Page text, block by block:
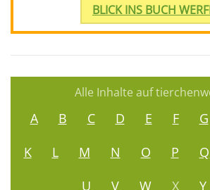
BLICK INS BUCH
Alle Inhalte auf
A B C D E F G
K
L M N O P Q
U
V W X Y